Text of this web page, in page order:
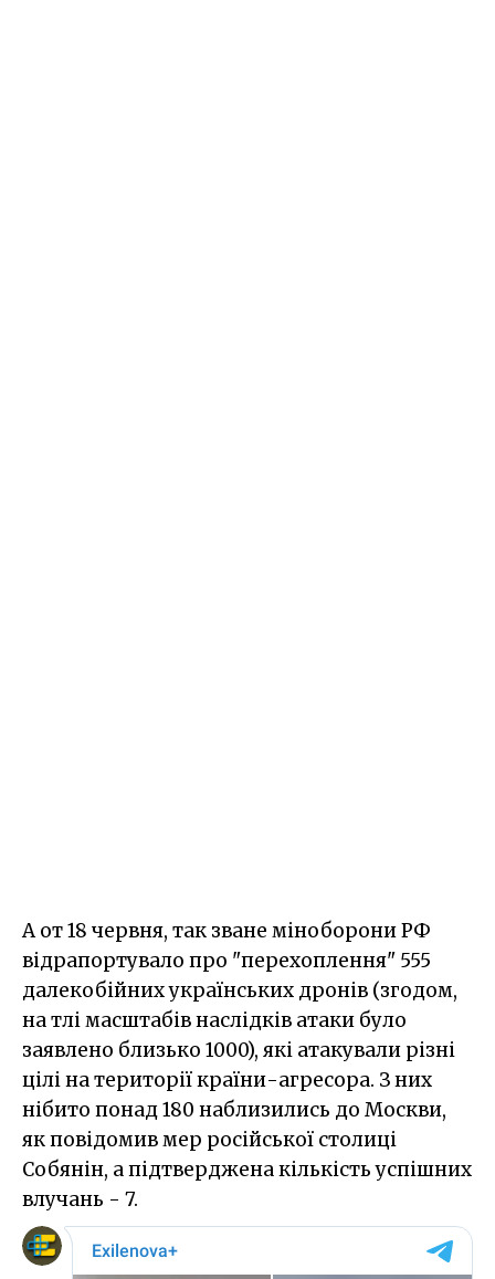
А от 18 червня, так зване міноборони РФ
відрапортувало про "перехоплення" 555
далекобійних українських дронів (згодом,
на тлі масштабів наслідків атаки було
заявлено близько 1000), які атакували різні
цілі на території країни-агресора. З них
нібито понад 180 наблизились до Москви,
як повідомив мер російської столиці
Собянін, а підтверджена кількість успішних
влучань - 7.